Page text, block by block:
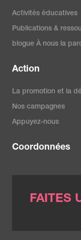
Activités éducatives
Publications &
blogue À nous la
Action
La promotion et la
Nos campagnes
Appuyez-nous
Coordonnées
FAITES